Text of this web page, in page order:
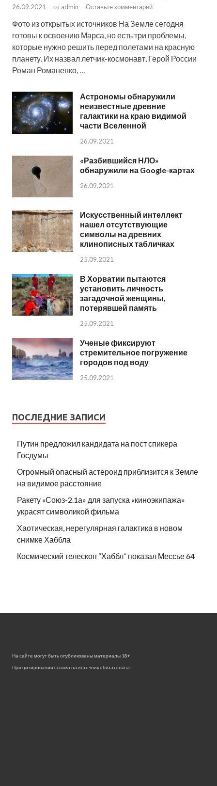
26.09.2021 - от admin - Оставьте комментарий
Фото из открытых источников На Земле сегодня
готовы к освоению Марса, но есть три проблемы,
которые нужно решить перед полетами на красную
планету. Их назвал летчик-космонавт, Герой России
Роман Романенко, …
Астрономы обнаружили
неизвестные древние
галактики на краю видимой
части Вселенной
26.09.2021
«Разбившийся НЛО»
обнаружили на Google-картах
26.09.2021
Искусственный интеллект
нашел отсутствующие
символы на древних
клинописных табличках
25.09.2021
В Хорватии пытаются
установить личность
загадочной женщины,
потерявшей память
25.09.2021
Ученые фиксируют
стремительное погружение
городов под воду
25.09.2021
ПОСЛЕДНИЕ ЗАПИСИ
Путин предложил кандидата на пост спикера
Госдумы
Огромный опасный астероид приблизится к Земле
на видимое расстояние
Ракету «Союз-2.1а» для запуска «киноэкипажа»
украсят символикой фильма
Хаотическая, нерегулярная галактика в новом
снимке Хаббла
Космический телескоп “Хаббл” показал Мессье 64
На сайте могут быть опубликованы материалы 18+!
При цитировании ссылка на источник обязательна.